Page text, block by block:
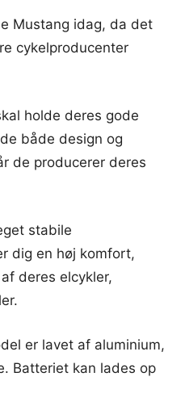
Mustang idag, da det
cykelproducenter
holde deres gode
både design og
de producerer deres
stabile
dig en høj komfort,
deres elcykler,
er lavet af aluminium,
Batteriet kan lades op